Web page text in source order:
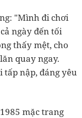
"Mình đi chơi
ngày đến tối
thấy mệt, cho
quay ngay.
tấp nập, đáng yêu
mặc trang